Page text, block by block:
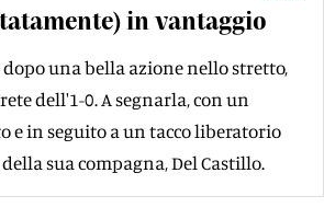
in vantaggio
dopo una bella azione nello stretto,
dell'1-0. A segnarla, con un
e in seguito a un tacco liberatorio
sua compagna, Del Castillo.